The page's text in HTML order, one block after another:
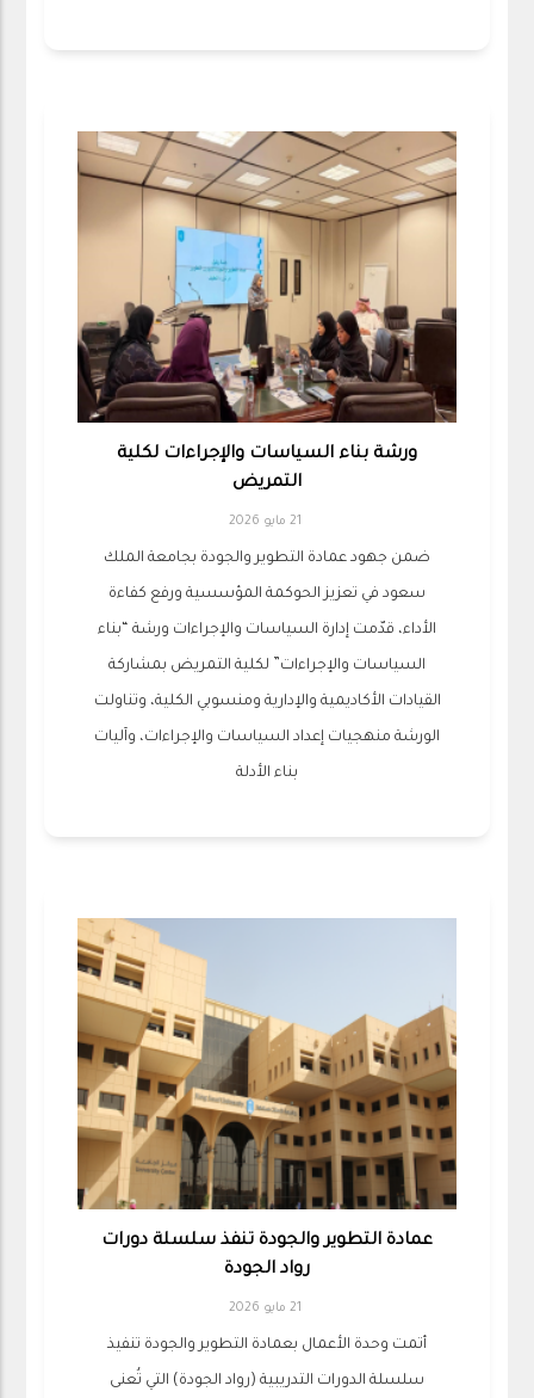
ورشة بناء السياسات والإجراءات لكلية
التمريض
21 مايو 2026
ضمن جهود عمادة التطوير والجودة بجامعة الملك
سعود في تعزيز الحوكمة المؤسسية ورفع كفاءة
الأداء، قدّمت إدارة السياسات والإجراءات ورشة “بناء
السياسات والإجراءات” لكلية التمريض بمشاركة
القيادات الأكاديمية والإدارية ومنسوبي الكلية، وتناولت
الورشة منهجيات إعداد السياسات والإجراءات، وآليات
بناء الأدلة
عمادة التطوير والجودة تنفذ سلسلة دورات
رواد الجودة
21 مايو 2026
أتمت وحدة الأعمال بعمادة التطوير والجودة تنفيذ
سلسلة الدورات التدريبية (رواد الجودة) التي تُعنى